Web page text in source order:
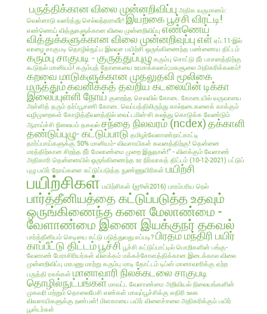
பருத்திக்கான விலை முன்னறிவிப்பு அதிக வருமானம்:
வெள்ளாடு வளர்த்து செல்வந்தராவீர்! இயற்கை பூச்சி விரட்டி!
எண்ணெய் வித்துகளுக்கான விலை முன்னறிவிப்பு எண்ணெய்
வித்துக்களுக்கான விலை முன்னறிவுப்புஎள் ஏப்.11-இல்
வாழை சாகுபடி தொழில்நுட்ப இலவச பயிற்சி ஒருங்கிணைந்த பண்ணைய திட்டம்
கரும்பு சாகுபடி - குருத்துப்புழு கரும்பு சொட்டு நீர் பாசனத்திற்கு
கூடுதல் மானியம்! கரும்புத் தோகையை உரமாக்கலாம்;மகசூலை அதிகரிக்கலாம்!
கறவை மாடுகளுக்கான முதலுதவி மூலிகை
மருத்தும்கவனிக்கத் தவறிய கடலையின் டிக்கா
இலைப்புள்ளி நோய் குறைந்த செலவில் கோடை கோடையில் வருவாயை
அள்ளித் தரும் தர்ப்பூசணி கோடை வெப்பத்திலிருந்து கால்நடைகளைக் காக்கும்
வழிமுறைகள் கோழித்தீவனத்தில் வைட்டமின்-சி கலந்து கொடுக்க வேண்டும்
ஆராய்ச்சி நிலையம் தகவல் சந்தை நிலவரம் (ncdex)தக்காளி
தண்டுப்புழு- கட்டுப்பாடு தமிழர்வேளாண்நாட்காட்டி
தார்ப்பாய்களுக்கு 50% மானியம்- விவசாயிகள் கவனத்திற்கு! தென்னை
மரத்திற்கான சிறந்த நீர் மேலாண்மை முறை இதுதான்!" - விளக்கும் வேளாண்
அதிகாரி தென்னையில் ஒருங்கிணைந்த உர நிர்வாகத் திட்டம் (10-12-2021) பட்டுப்
புழு பயிர் நோய்களை கட்டுப்படுத்த நுண்ணுயிரிகள் பயிற்சி
பயிற்சிகள் பயிற்சிகள் (ஜூன்2016) பாரம்பரிய நெல்
பார்த்தீனியத்தை கட்டுப்படுத்த உதவும்
ஒருங்கிணைந்த களை மேலாண்மை -
வேளாண்மை இணை இயக்குநர் தகவல்
பார்த்தீனியம் செடியை கட்டு படுத்துவது எப்படி? பிரதம மந்திரி பயிர்
காப்பீட்டு திட்டம்பூச்சி பூச்சி கட்டுப்பாட்டில் பொறிகளின் பங்கு-
வேளாண் பேராசிரியர்கள் விளக்கம் மக்கச்சோளத்திக்கான இடைக்கால விலை
முன்னறிவிப்பு மரபணு மாற்று கரும்பு மாடி தோட்டம் டிப்ஸ் மானாவாரிக்கு ஏற்ற
பருத்தி ரகங்கள் மானாவாரி நிலக்கடலை சாகுபடி
தொழில்நுட்பங்கள் மாவட்ட வேளாண்மை அறிவியல் நிலையங்களின்
முகவரி மற்றும் தொலைபேசி எண்கள் மாவுப்பூச்சிக்கு எதிரி உலக
விவசாயிகளுக்கு நண்பன்! மிளகாயை பயிர் விளைச்சலை அதிகரிக்கும் பயிர்
பூஸ்டர்கள்